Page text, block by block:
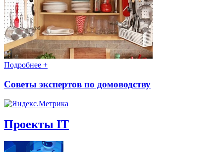
Подробнее +
Советы экспертов по домоводству
Проекты IT